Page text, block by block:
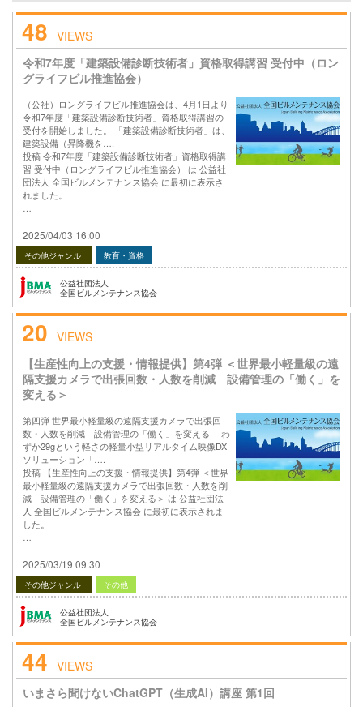
48 VIEWS
令和7年度「建築設備診断技術者」資格取得講習 受付中（ロン
グライフビル推進協会）
（公社）ロングライフビル推進協会は、4月1日より
令和7年度「建築設備診断技術者」資格取得講習の
受付を開始しました。 「建築設備診断技術者」は、
建築設備（昇降機を….
投稿 令和7年度「建築設備診断技術者」資格取得講
習 受付中（ロングライフビル推進協会） は 公益社
団法人 全国ビルメンテナンス協会 に最初に表示さ
れました。
2025/04/03 16:00
その他ジャンル 教育・資格
公益社団法人
全国ビルメンテナンス協会
20 VIEWS
【生産性向上の支援・情報提供】第4弾 ＜世界最小軽量級の遠
隔支援カメラで出張回数・人数を削減 設備管理の「働く」を
変える＞
第四弾 世界最小軽量級の遠隔支援カメラで出張回
数・人数を削減 設備管理の「働く」を変える わ
ずか29gという軽さの軽量小型リアルタイム映像DX
ソリューション「….
投稿 【生産性向上の支援・情報提供】第4弾 ＜世界
最小軽量級の遠隔支援カメラで出張回数・人数を削
減 設備管理の「働く」を変える＞ は 公益社団法
人 全国ビルメンテナンス協会 に最初に表示されま
した。
2025/03/19 09:30
その他ジャンル その他
公益社団法人
全国ビルメンテナンス協会
44 VIEWS
いまさら聞けないChatGPT（生成AI）講座 第1回